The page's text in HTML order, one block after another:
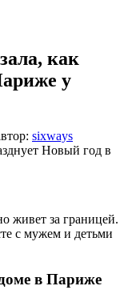
как
у
sixways
живет за границей.
с мужем и детьми
в Париже